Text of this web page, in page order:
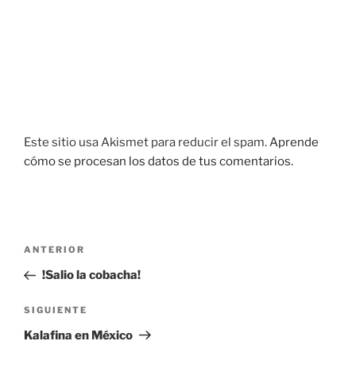
Este sitio usa Akismet para reducir el spam.Aprende
cómo se procesan los datos de tus comentarios.
Navegación
entradas
Entrada
anterior:
ANTERIOR
!Salio la cobacha!
Siguiente
entrada
SIGUIENTE
Kalafina en México